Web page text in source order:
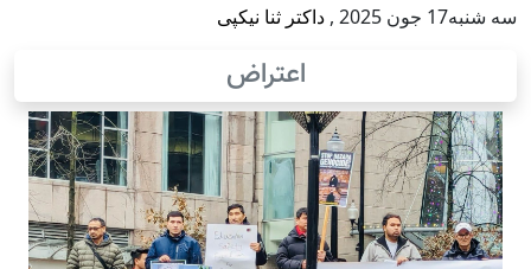
سه شنبه17 جون 2025 , داکتر ثنا نیکپی
اعتراض